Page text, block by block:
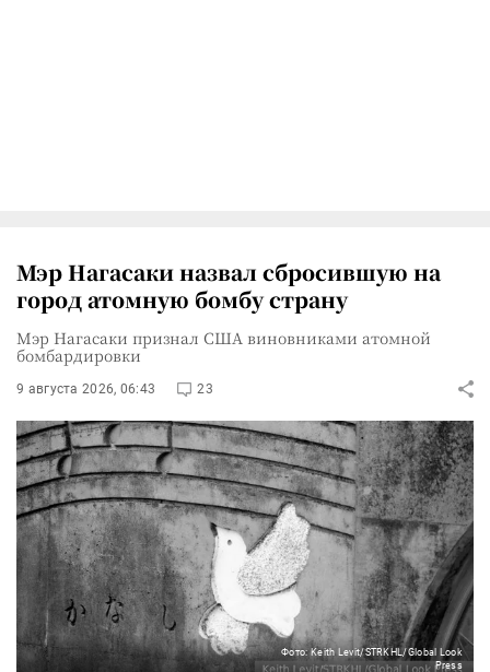
Мэр Нагасаки назвал сбросившую на
город атомную бомбу страну
Мэр Нагасаки признал США виновниками атомной
бомбардировки
9 августа 2026, 06:43 23
Фото: Keith Levit/STRKHL/Global Look
Press